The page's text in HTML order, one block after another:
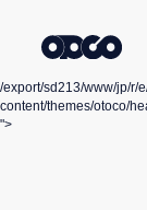
/export/sd213/www/jp/r/
content/themes/otoco/
">